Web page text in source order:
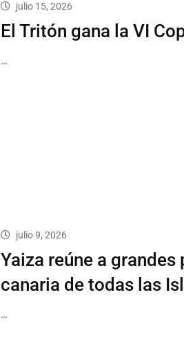
julio 15, 2026
El Tritón gana la VI
…
julio 9, 2026
Yaiza reúne a
canaria de todas las
…